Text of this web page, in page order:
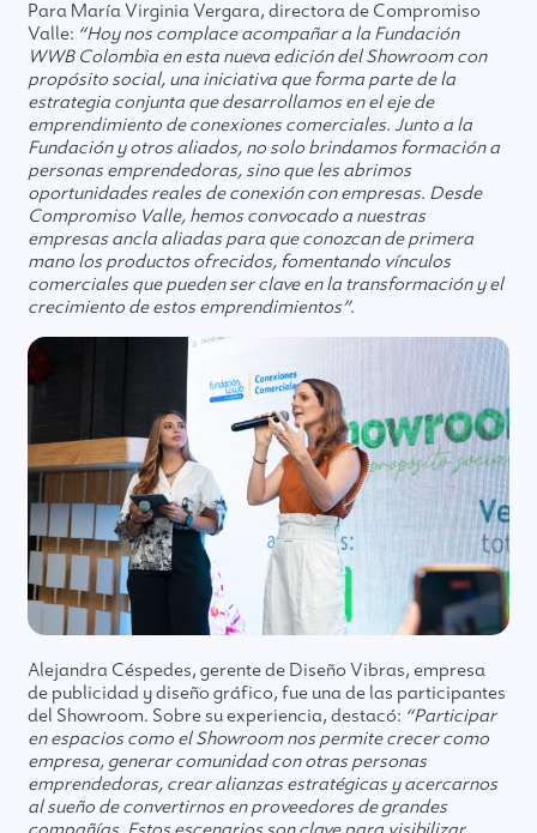
Para María Virginia Vergara, directora de Compromiso
Valle: “Hoy nos complace acompañar a la Fundación
WWB Colombia en esta nueva edición del Showroom con
propósito social, una iniciativa que forma parte de la
estrategia conjunta que desarrollamos en el eje de
emprendimiento de conexiones comerciales. Junto a la
Fundación y otros aliados, no solo brindamos formación a
personas emprendedoras, sino que les abrimos
oportunidades reales de conexión con empresas. Desde
Compromiso Valle, hemos convocado a nuestras
empresas ancla aliadas para que conozcan de primera
mano los productos ofrecidos, fomentando vínculos
comerciales que pueden ser clave en la transformación y el
crecimiento de estos emprendimientos”.
Alejandra Céspedes, gerente de Diseño Vibras, empresa
de publicidad y diseño gráfico, fue una de las participantes
del Showroom. Sobre su experiencia, destacó: “Participar
en espacios como el Showroom nos permite crecer como
empresa, generar comunidad con otras personas
emprendedoras, crear alianzas estratégicas y acercarnos
al sueño de convertirnos en proveedores de grandes